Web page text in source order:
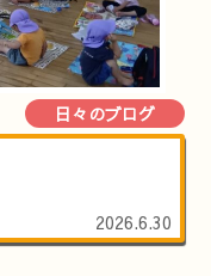
日々のブログ
2026.6.30